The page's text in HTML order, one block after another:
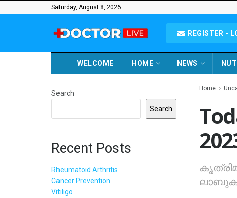
Saturday, August 8, 2026
REGISTER -
WELCOME HOME NEWS
Home
Search
Search
Recent Posts
Rheumatoid Arthritis
Cancer Prevention
Vitiligo